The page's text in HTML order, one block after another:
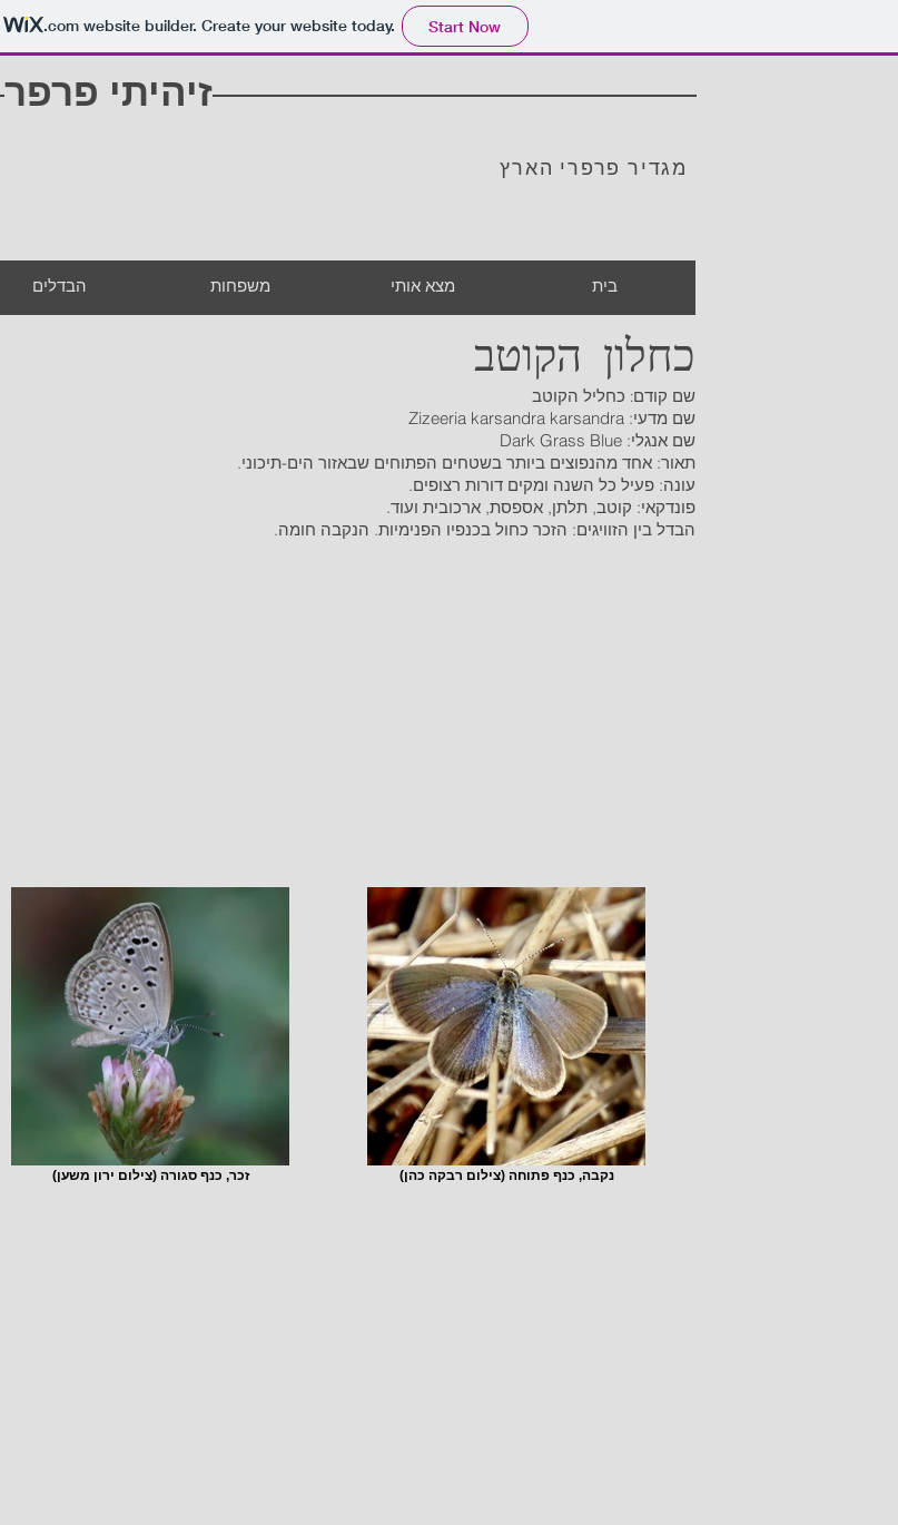
.comwebsite builder. Create your website today. Start Now
זיהיתי פרפר
מגדיר פרפרי הארץ
בית מצא אותי משפחות הבדלים
כחלון הקוטב
שם קודם: כחליל הקוטב
שם מדעי: Zizeeria karsandra karsandra
שם אנגלי: Dark Grass Blue
תאור: אחד מהנפוצים ביותר בשטחים הפתוחים שבאזור הים-תיכוני.
עונה: פעיל כל השנה ומקים דורות רצופים.
פונדקאי: קוטב, תלתן, אספסת, ארכובית ועוד.
הבדל בין הזוויגים: הזכר כחול בכנפיו הפנימיות. הנקבה חומה.
זכר, כנף סגורה (צילום ירון משען) נקבה, כנף פתוחה (צילום רבקה כהן)